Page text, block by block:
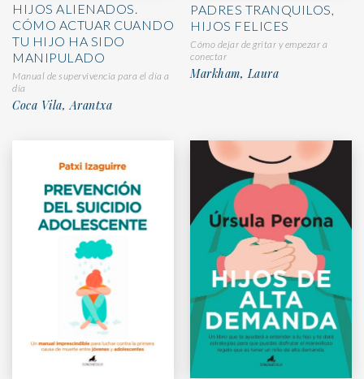
HIJOS ALIENADOS.
CÓMO ACTUAR CUANDO
TU HIJO HA SIDO
MANIPULADO
Manual de supervivencia para el día a
día
Coca Vila, Arantxa
PADRES TRANQUILOS,
HIJOS FELICES
Cómo dejar de gritar y empezar a
conectar
Markham, Laura